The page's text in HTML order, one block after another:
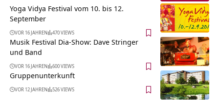
Yoga Vidya Festival vom 10. bis 12.
September
VOR 16 JAHREN 470 VIEWS
Musik Festival Dia-Show: Dave Stringer
und Band
VOR 16 JAHREN 600 VIEWS
Gruppenunterkunft
VOR 12 JAHREN 526 VIEWS